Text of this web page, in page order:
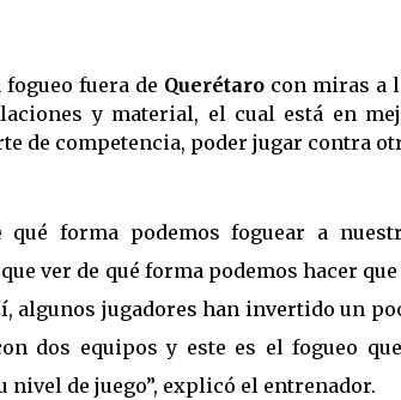
fuera de Querétarocon miras a
y material, el cual está en
de competencia, poder jugar contra
qué forma podemos foguear a
ver de qué forma podemos hacer
algunos jugadores han invertido un
dos equipos y este es el fogueo
nivel de juego”, explicó el entrenador.